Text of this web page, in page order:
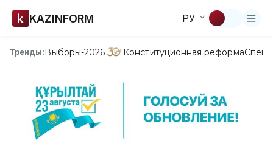
KAZINFORM РУ
Тренды:Выборы-2026 Конституционная реформа